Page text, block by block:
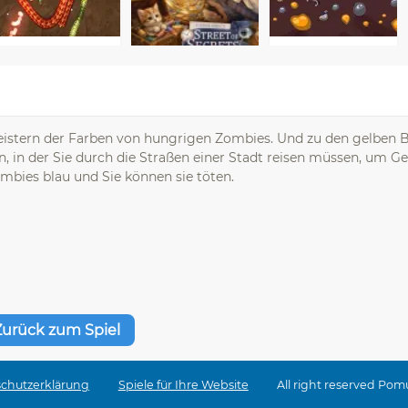
der Farben von hungrigen Zombies. Und zu den gelben
in der Sie durch die Straßen einer Stadt reisen müssen, um
blau und Sie können sie töten.
zum Spiel
Spiele für Ihre Website All right reserved